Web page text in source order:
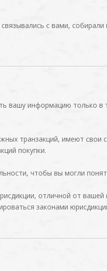
с вами,
вашу информацию только в
транзакций, имеют свои
покупки.
чтобы вы могли
отличной от
законами